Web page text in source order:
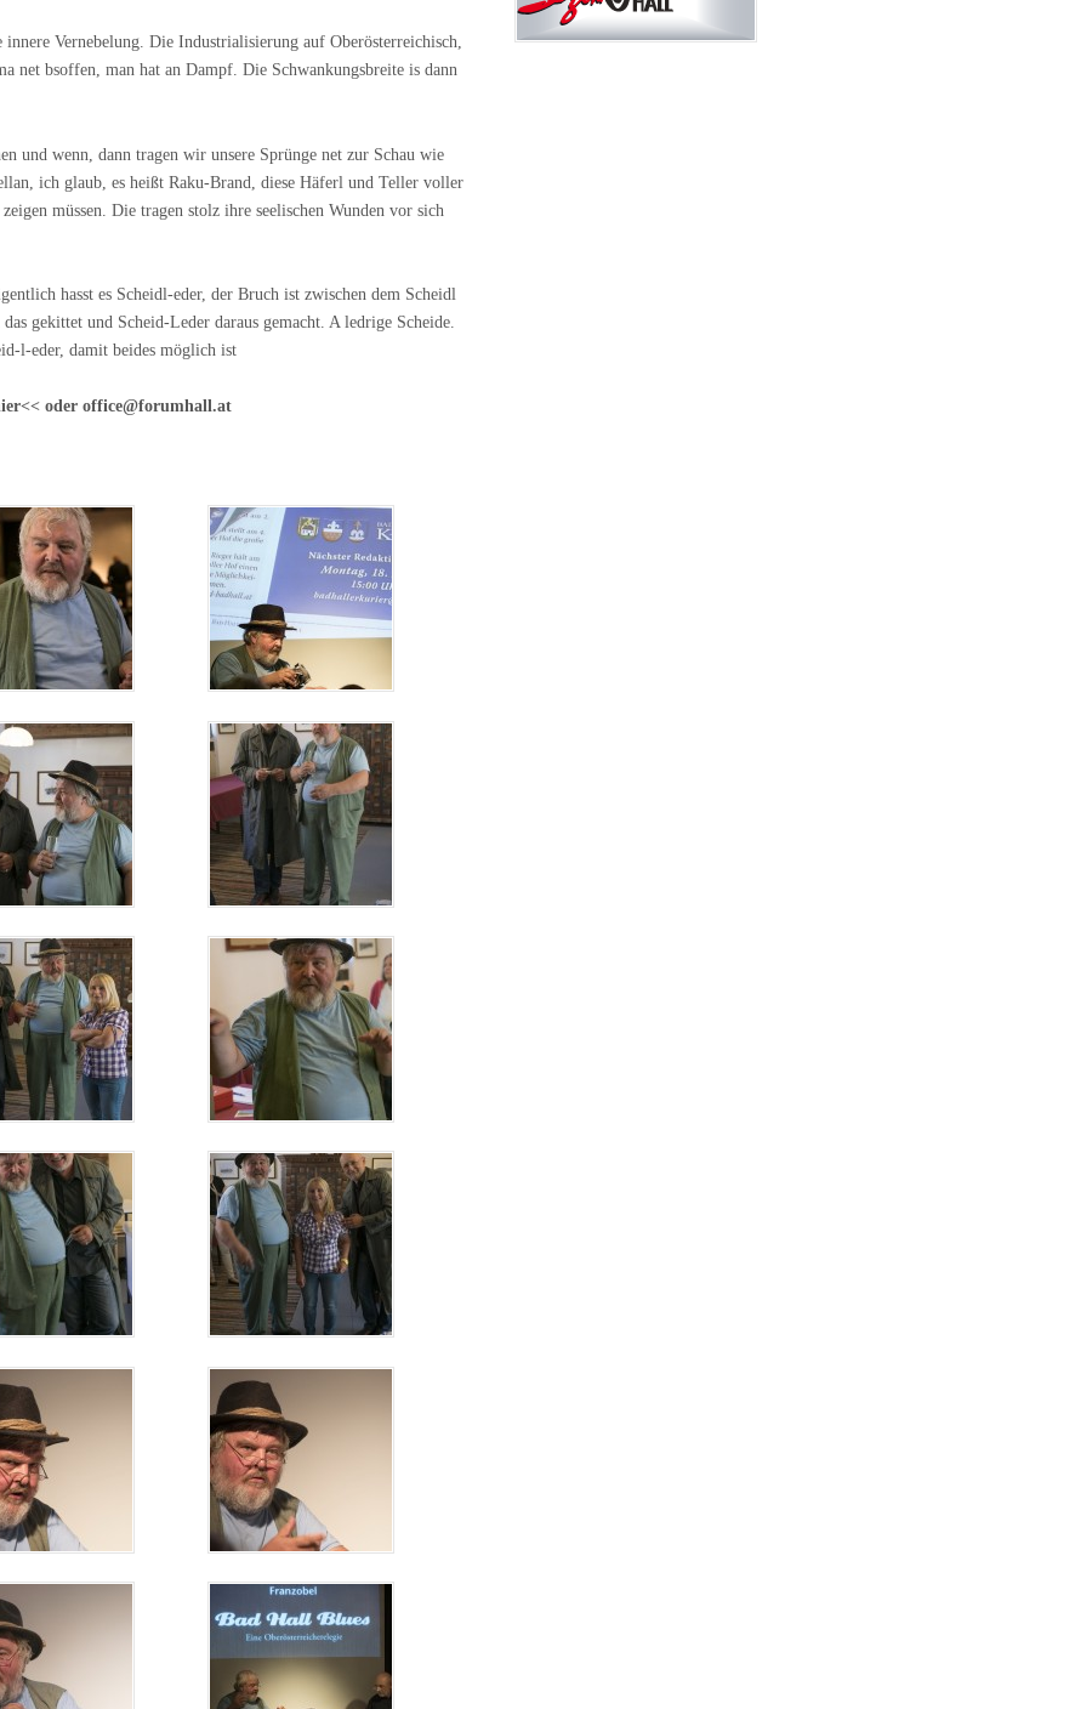
Vernebelung. Die Industrialisierung auf Oberösterreichisch,
net bsoffen, man hat an Dampf. Die Schwankungsbreite is dann
und wenn, dann tragen wir unsere Sprünge net zur Schau wie
ich glaub, es heißt Raku-Brand, diese Häferl und Teller voller
müssen. Die tragen stolz ihre seelischen Wunden vor sich
hasst es Scheidl-eder, der Bruch ist zwischen dem Scheidl
gekittet und Scheid-Leder daraus gemacht. A ledrige Scheide.
l-eder, damit beides möglich ist
oder office@forumhall.at